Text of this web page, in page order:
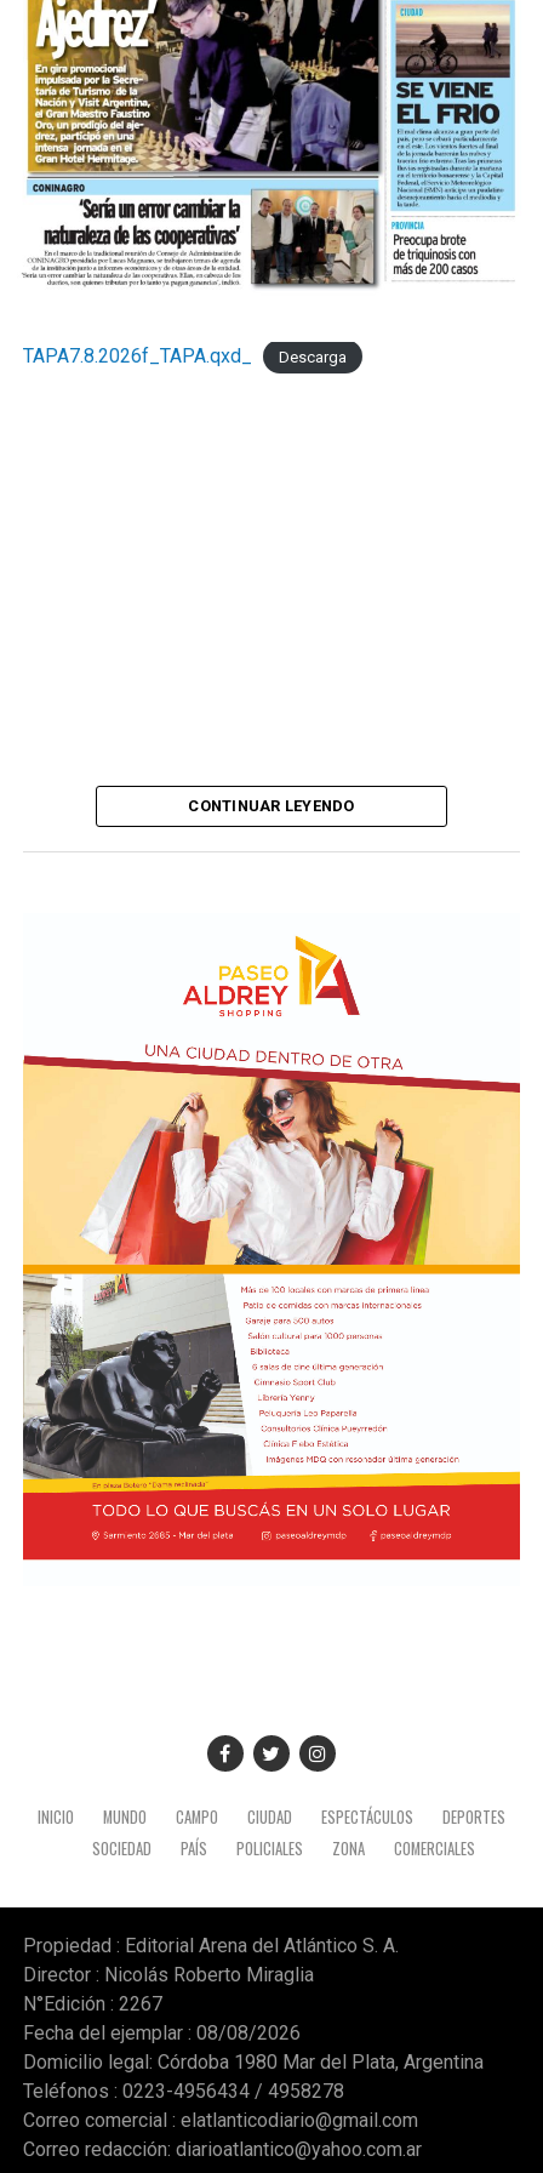
TAPA7.8.2026f_TAPA.qxd_ Descarga
CONTINUAR LEYENDO
INICIO MUNDO CAMPO CIUDAD ESPECTÁCULOS
DEPORTES
SOCIEDAD
PAÍS POLICIALES ZONA COMERCIALES
Propiedad : Editorial Arena del Atlántico S. A.
Director : Nicolás Roberto Miraglia
N°Edición : 2267
Fecha del ejemplar : 08/08/2026
Domicilio legal: Córdoba 1980 Mar del Plata, Argentina
Teléfonos : 0223-4956434 / 4958278
Correo comercial : elatlanticodiario@gmail.com
Correo redacción: diarioatlantico@yahoo.com.ar